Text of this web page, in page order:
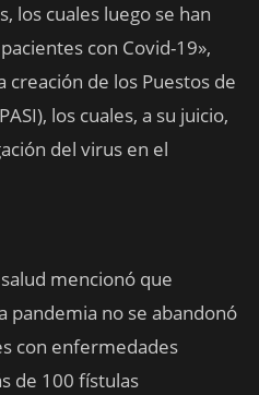
los cuales luego se han
con Covid-19»,
creación de los Puestos de
los cuales, a su juicio,
del virus en el
mencionó que
pandemia no se abandonó
con enfermedades
de 100 fístulas